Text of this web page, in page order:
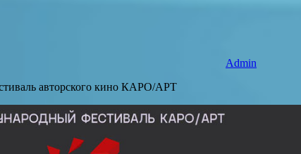
Admin
авторского кино КАРО/АРТ